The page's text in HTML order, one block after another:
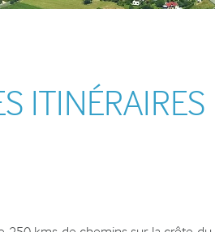
Plan agro-environnemental et
climatique (PAEC)
ITINÉRAIRES